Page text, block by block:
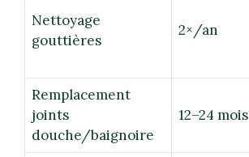
Nettoyage
gouttières
2×/an
Remplacement
joints
douche/baignoire
12–24 mois